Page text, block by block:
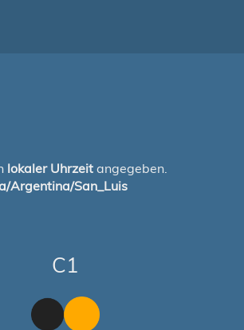
lokaler Uhrzeit angegeben.
Argentina/San_Luis
C1